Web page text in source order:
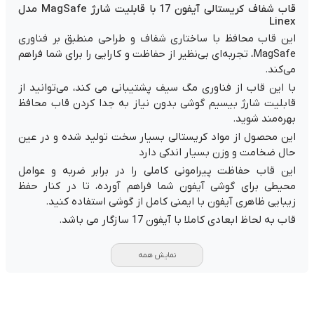
قاب شفاف کریستالی آیفون 17 با قابلیت شارژ MagSafe مدل
Linex
این قاب محافظ با ساختاری شفاف و طراحی منطبق بر فناوری
MagSafe، تجربه‌ای بی‌نظیر از حفاظت و کارایی را برای شما فراهم
می‌کند.
با این قاب از فناوری مگ سیف پشتیبانی می کند، می‌توانید از
قابلیت شارژ بیسیم گوشی بدون نیاز به جدا کردن قاب محافظ
بهره‌مند شوید.
این محصول از مواد کریستالی بسیار سخت تولید شده و در عین
حال ضخامت و وزن بسیار اندکی دارد
این قاب حفاظت پیرامونی کاملی را در برابر ضربه و عوامل
محیطی برای گوشی آیفون شما فراهم آورده، تا در کنار حفظ
زیبایی ظاهری آیفون با ایمنی کامل از گوشی استفاده کنید.
قاب به لحاظ ابعادی کاملا با آیفون 17 سازگار می باشد.
نمایش همه